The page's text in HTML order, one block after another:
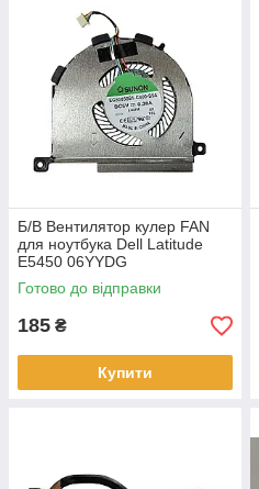
Б/В Вентилятор кулер FAN
для ноутбука Dell Latitude
E5450 06YYDG
DC28000EFSL
Готово до відправки
185 ₴
Купити